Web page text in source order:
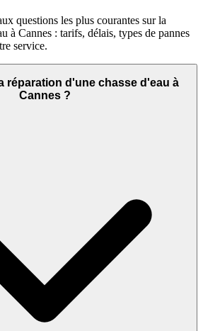
questions les plus courantes sur la
à Cannes : tarifs, délais, types de pannes
service.
réparation d'une chasse d'eau à
Cannes ?